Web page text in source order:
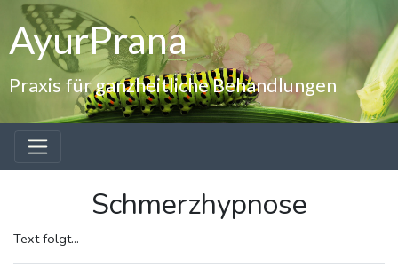
AyurPrana
Praxis für ganzheitliche Behandlungen
Schmerzhypnose
Text folgt...